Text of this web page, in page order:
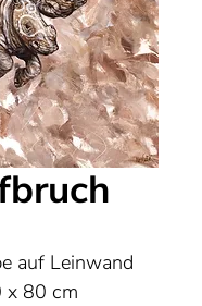
auf Leinwand
x 80 cm